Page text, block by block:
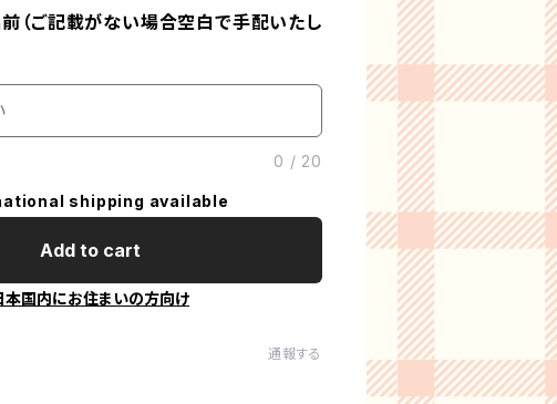
（ご記載がない場合空白で手配いたし
0 / 20
shipping available
Add to cart
本国内にお住まいの方向け
通報する